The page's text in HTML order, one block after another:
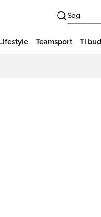
Søg
Lifestyle Teamsport Tilbud